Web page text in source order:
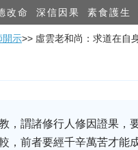
改命 深信因果 素食護生
開示>> 虛雲老和尚：求道在自
，謂諸修行人修因證果，
，前者要經千辛萬苦才能